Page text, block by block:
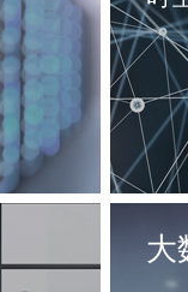
大